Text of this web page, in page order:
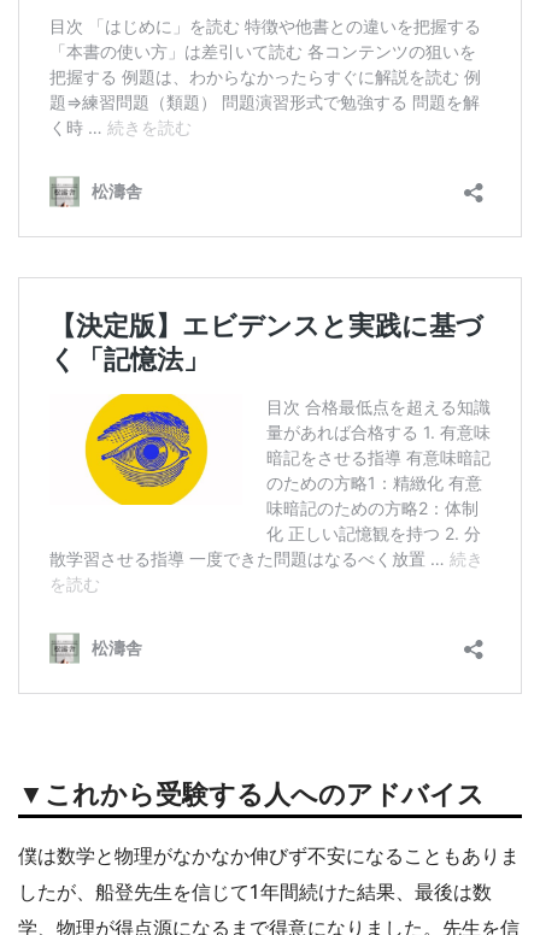
▼これから受験する人へのアドバイス
僕は数学と物理がなかなか伸びず不安になることもありま
したが、船登先生を信じて1年間続けた結果、最後は数
学、物理が得点源になるまで得意になりました。先生を信